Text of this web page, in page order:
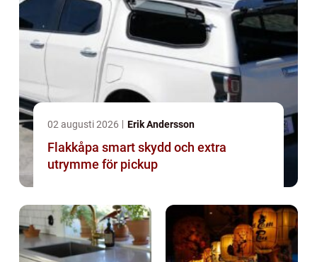
02 augusti 2026 Erik Andersson
Flakkåpa smart skydd och extra
utrymme för pickup